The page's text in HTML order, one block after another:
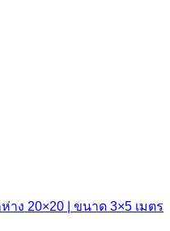
าง 20×20 | ขนาด 3×5 เมตร